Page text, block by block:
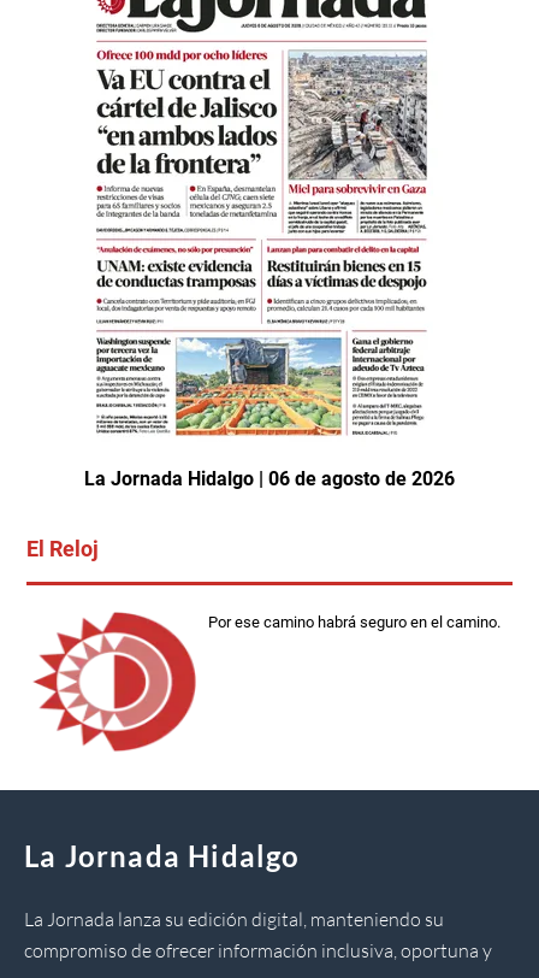
La Jornada Hidalgo | 06 de agosto de 2026
El Reloj
Por ese camino habrá seguro en el camino.
La Jornada Hidalgo
La Jornada lanza su edición digital, manteniendo su
compromiso de ofrecer información inclusiva, oportuna y